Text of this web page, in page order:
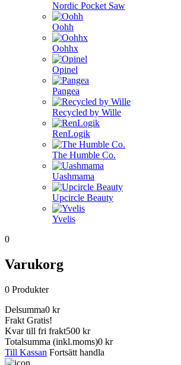
Nordic Pocket Saw
Oohh
Oohhx
Opinel
Pangea
Recycled by Wille
RenLogik
The Humble Co.
Uashmama
Upcircle Beauty
Yvelis
0
Varukorg
0 Produkter
Delsumma0 kr
Frakt Gratis!
Kvar till fri frakt500 kr
Totalsumma (inkl.moms)0 kr
Till Kassan Fortsätt handla